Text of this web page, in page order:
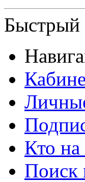
Быстрый
Кто на
Поиск